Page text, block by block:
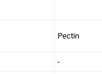
Pectin
-